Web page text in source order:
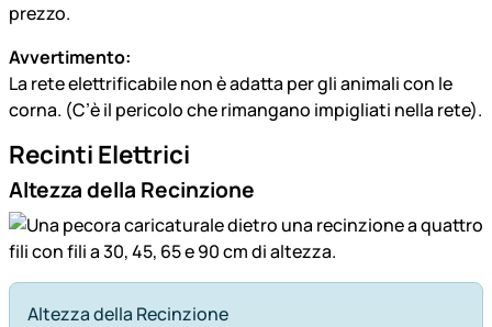
prezzo.
Avvertimento:
La rete elettrificabile non è adatta per gli animali con le
corna. (C’è il pericolo che rimangano impigliati nella rete).
Recinti Elettrici
Altezza della Recinzione
Altezza della Recinzione